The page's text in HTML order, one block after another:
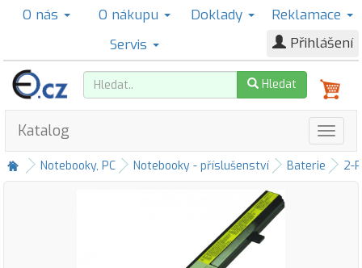
O nás O nákupu Doklady
Reklamace
Servis
Přihlášení
Hledat
Katalog
Notebooky, PC Notebooky - příslušenství Baterie 2-